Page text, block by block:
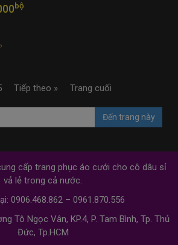
bộ
Tiếp theo » Trang cuối
Đến trang này
cấp trang phục áo cưới cho cô dâu sỉ
vả lẻ trong cả nước.
0906.468.862 – 0961.870.556
Tô Ngọc Vân, KP.4, P. Tam Bình, Tp. Thủ
Đức, Tp.HCM